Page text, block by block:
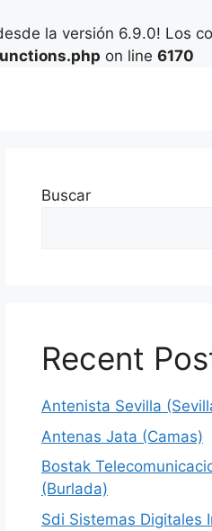
la versión 6.9.0! Los
on line 6170
Buscar
Recent
Antenista Sevilla
Antenas Jata (Camas)
Bostak
(Burlada)
Sdi Sistemas Digitales